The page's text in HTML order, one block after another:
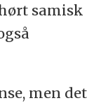
samisk
men det